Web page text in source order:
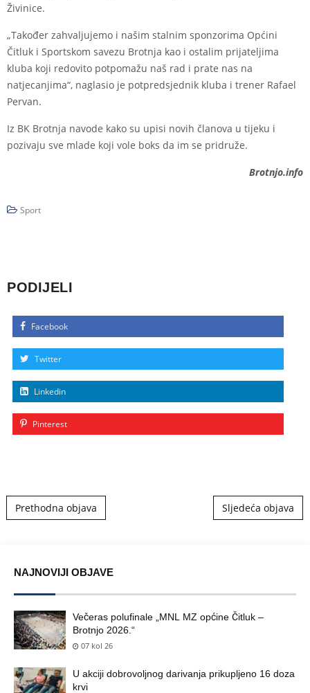
Živinice.
„Također zahvaljujemo i našim stalnim sponzorima Općini
Čitluk i Sportskom savezu Brotnja kao i ostalim prijateljima
kluba koji redovito potpomažu naš rad i prate nas na
natjecanjima“, naglasio je potpredsjednik kluba i trener Rafael
Pervan.
Iz BK Brotnja navode kako su upisi novih članova u tijeku i
pozivaju sve mlade koji vole boks da im se pridruže.
Brotnjo.info
Sport
PODIJELI
Facebook
Twitter
Linkedin
Pinterest
Post navigation
Prethodna objava Sljedeća objava
NAJNOVIJI OBJAVE
Večeras polufinale „MNL MZ općine Čitluk –
Brotnjo 2026.“
07 kol 26
U akciji dobrovoljnog darivanja prikupljeno 16 doza
krvi